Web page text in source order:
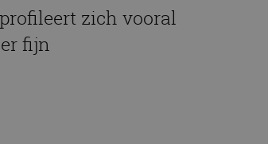
zich vooral
fijn